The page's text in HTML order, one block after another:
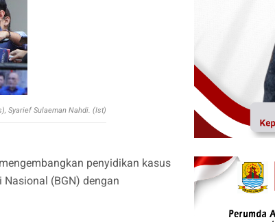
Syarief Sulaeman Nahdi. (Ist)
penyidikan kasus
(BGN) dengan